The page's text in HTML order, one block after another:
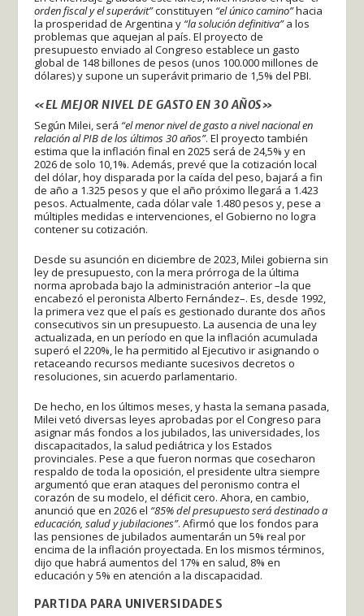
orden fiscal y el superávit”constituyen “el único camino”hacia
la prosperidad de Argentina y “la solución definitiva”a los
problemas que aquejan al país. El proyecto de
presupuesto enviado al Congreso establece un gasto
global de 148 billones de pesos (unos 100.000 millones de
dólares) y supone un superávit primario de 1,5% del PBI.
«EL MEJOR NIVEL DE GASTO EN 30 AÑOS»
Según Milei, será “el menor nivel de gasto a nivel nacional en
relación al PIB de los últimos 30 años”. El proyecto también
estima que la inflación final en 2025 será de 24,5% y en
2026 de solo 10,1%. Además, prevé que la cotización local
del dólar, hoy disparada por la caída del peso, bajará a fin
de año a 1.325 pesos y que el año próximo llegará a 1.423
pesos. Actualmente, cada dólar vale 1.480 pesos y, pese a
múltiples medidas e intervenciones, el Gobierno no logra
contener su cotización.
Desde su asunción en diciembre de 2023, Milei gobierna sin
ley de presupuesto, con la mera prórroga de la última
norma aprobada bajo la administración anterior –la que
encabezó el peronista Alberto Fernández–. Es, desde 1992,
la primera vez que el país es gestionado durante dos años
consecutivos sin un presupuesto. La ausencia de una ley
actualizada, en un período en que la inflación acumulada
superó el 220%, le ha permitido al Ejecutivo ir asignando o
retaceando recursos mediante sucesivos decretos o
resoluciones, sin acuerdo parlamentario.
De hecho, en los últimos meses, y hasta la semana pasada,
Milei vetó diversas leyes aprobadas por el Congreso para
asignar más fondos a los jubilados, las universidades, los
discapacitados, la salud pediátrica y los Estados
provinciales. Pese a que fueron normas que cosecharon
respaldo de toda la oposición, el presidente ultra siempre
argumentó que eran ataques del peronismo contra el
corazón de su modelo, el déficit cero. Ahora, en cambio,
anunció que en 2026 el “85% del presupuesto será destinado a
educación, salud y jubilaciones”. Afirmó que los fondos para
las pensiones de jubilados aumentarán un 5% real por
encima de la inflación proyectada. En los mismos términos,
dijo que habrá aumentos del 17% en salud, 8% en
educación y 5% en atención a la discapacidad.
PARTIDA PARA UNIVERSIDADES